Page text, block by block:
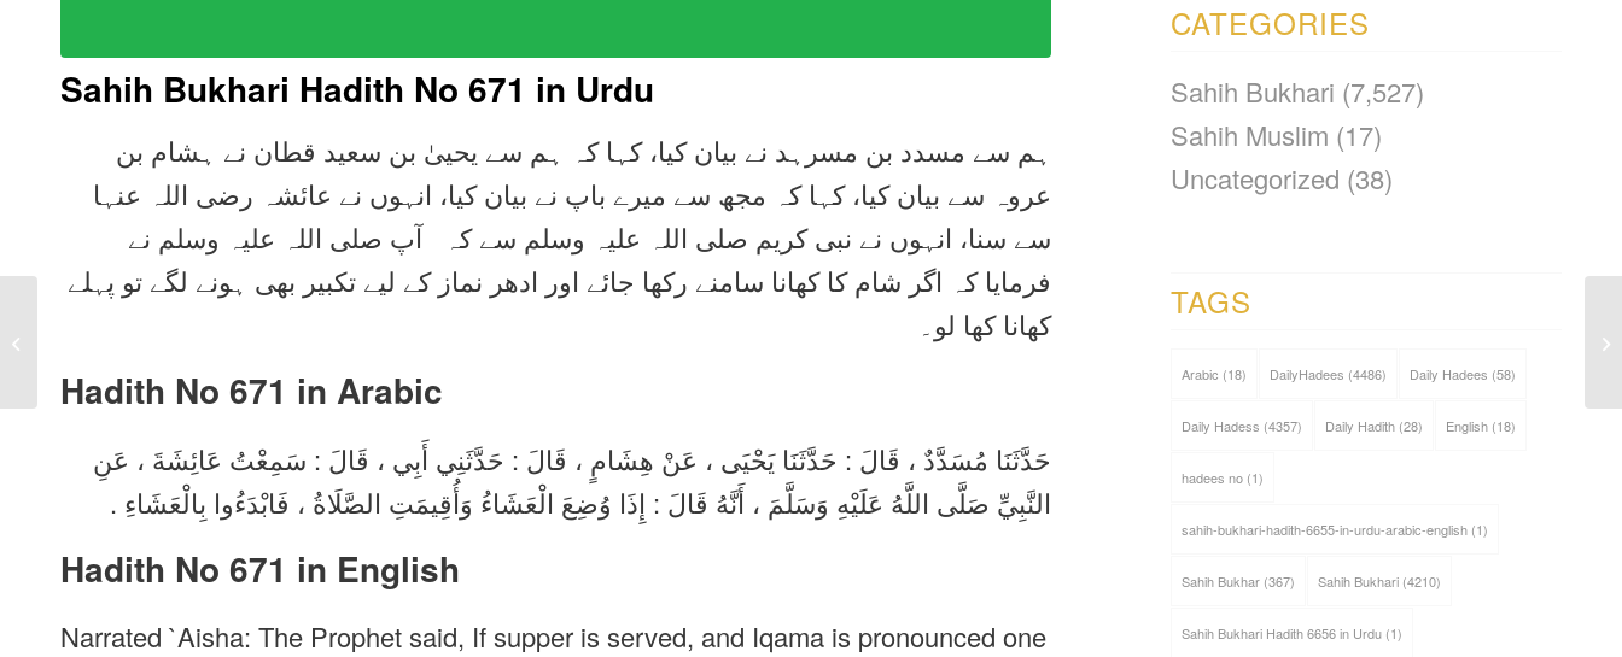
Sahih Bukhari Hadith No 671 in Urdu
ہم سے مسدد بن مسرہد نے بیان کیا، کہا کہ ہم سے یحییٰ بن سعید قطان نے ہشام بن
عروہ سے بیان کیا، کہا کہ مجھ سے میرے باپ نے بیان کیا، انہوں نے عائشہ رضی اللہ عنہا
سے سنا، انہوں نے نبی کریم صلی اللہ علیہ وسلم سے کہ آپ صلی اللہ علیہ وسلم نے
فرمایا کہ اگر شام کا کھانا سامنے رکھا جائے اور ادھر نماز کے لیے تکبیر بھی ہونے لگے تو پہلے
کھانا کھا لو۔
Hadith No 671 in Arabic
حَدَّثَنَا مُسَدَّدٌ ، قَالَ : حَدَّثَنَا يَحْيَى ، عَنْ هِشَامٍ ، قَالَ : حَدَّثَنِي أَبِي ، قَالَ : سَمِعْتُ عَائِشَةَ ، عَنِ
النَّبِيِّ صَلَّى اللَّهُ عَلَيْهِ وَسَلَّمَ ، أَنَّهُ قَالَ : إِذَا وُضِعَ الْعَشَاءُ وَأُقِيمَتِ الصَّلَاةُ ، فَابْدَءُوا بِالْعَشَاءِ .
Hadith No 671 in English
Narrated `Aisha: The Prophet said, If supper is served, and Iqama is pronounced one
CATEGORIES
Sahih Bukhari (7,527)
Sahih Muslim (17)
Uncategorized (38)
TAGS
Arabic (18) DailyHadees (4486) Daily Hadees (58)
Daily Hadess (4357) Daily Hadith(28) English(18)
hadees no(1)
sahih-bukhari-hadith-6655-in-urdu-arabic-english(1)
Sahih Bukhar(367) Sahih Bukhari(4210)
Sahih Bukhari Hadith 6656 in Urdu(1)